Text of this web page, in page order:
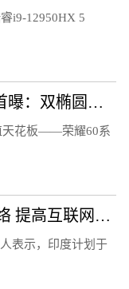
i9-12950HX 5
极具辨识度！荣耀70系列真机首曝：双椭圆镜头太吸睛
天花板——荣耀60系
印度计划2030年底前推出6G网络 提高互联网速度
表示，印度计划于